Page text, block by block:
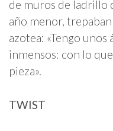
de muros de ladrillo
año menor,
azotea: «Tengo unos
inmensos: con lo
pieza».
TWIST